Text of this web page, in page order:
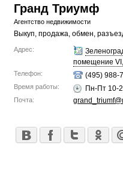
Гранд Триумф
Агентство недвижимости
Выкуп, продажа, обмен,
Адрес:
помещение
Телефон: (495) 988-
Время работы: Пн-Пт 10-
Почта: